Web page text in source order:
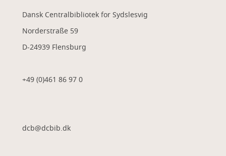
Dansk Centralbibliotek for Sydslesvig
Norderstraße 59
D-24939 Flensburg
+49 (0)461 86 97 0
dcb@dcbib.dk